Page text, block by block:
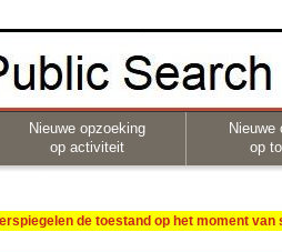
Nieuwe opzoeking
op activiteit
Nieuwe
op
de toestand op het moment